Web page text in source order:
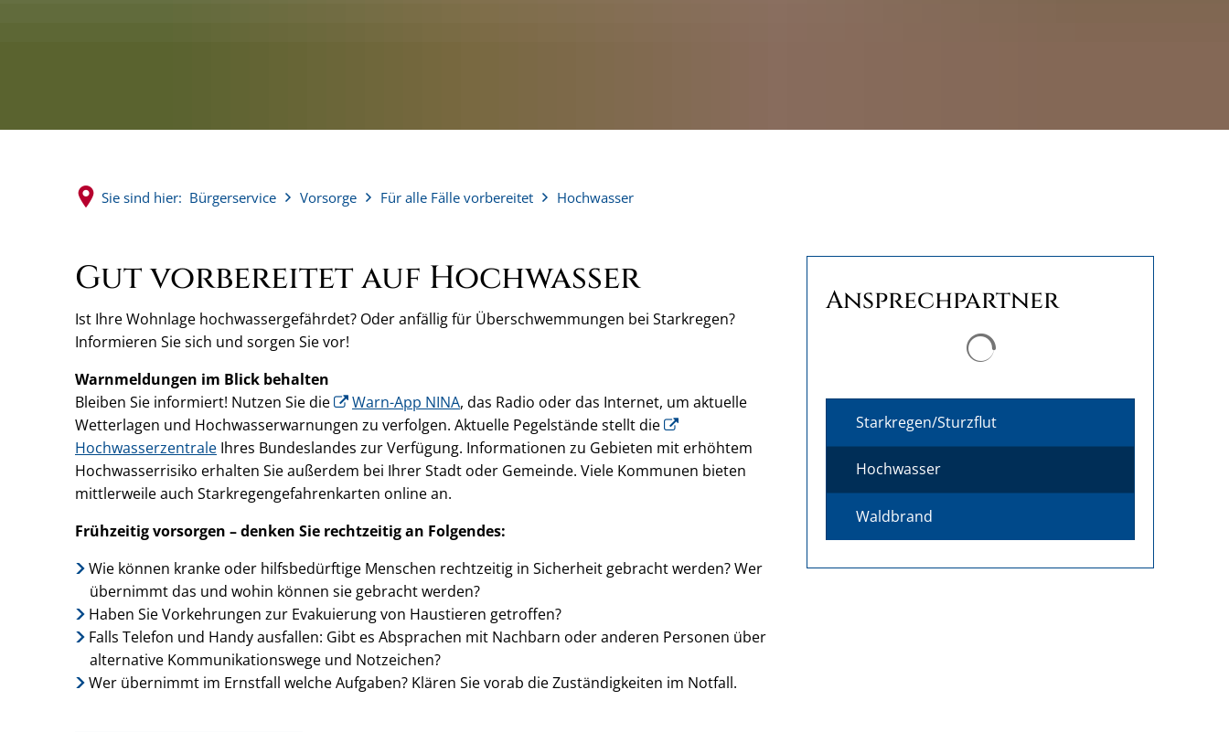
Sie sind hier: Bürgerservice Vorsorge Für alle Fälle vorbereitet Hochwasser
Hochwasser
Gut vorbereitet auf Hochwasser
Ist Ihre Wohnlage hochwassergefährdet? Oder anfällig für Überschwemmungen bei Starkregen?
Informieren Sie sich und sorgen Sie vor!
Warnmeldungen im Blick behalten
Bleiben Sie informiert! Nutzen Sie die
Warn-App NINA, das Radio oder das Internet, um aktuelle
Wetterlagen und Hochwasserwarnungen zu verfolgen. Aktuelle Pegelstände stellt die
Hochwasserzentrale Ihres Bundeslandes zur Verfügung. Informationen zu Gebieten mit erhöhtem
Hochwasserrisiko erhalten Sie außerdem bei Ihrer Stadt oder Gemeinde. Viele Kommunen bieten
mittlerweile auch Starkregengefahrenkarten online an.
Frühzeitig vorsorgen – denken Sie rechtzeitig an Folgendes:
Wie können kranke oder hilfsbedürftige Menschen rechtzeitig in Sicherheit gebracht werden? Wer
übernimmt das und wohin können sie gebracht werden?
Haben Sie Vorkehrungen zur Evakuierung von Haustieren getroffen?
Falls Telefon und Handy ausfallen: Gibt es Absprachen mit Nachbarn oder anderen Personen über
alternative Kommunikationswege und Notzeichen?
Wer übernimmt im Ernstfall welche Aufgaben? Klären Sie vorab die Zuständigkeiten im Notfall.
Ansprechpartner
Starkregen/Sturzflut
Hochwasser
Waldbrand